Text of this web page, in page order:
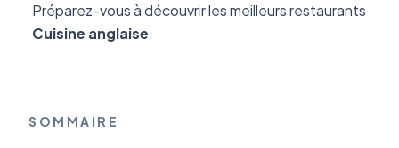
Préparez-vous à découvrir les meilleurs restaurants
Cuisine anglaise.
SOMMAIRE